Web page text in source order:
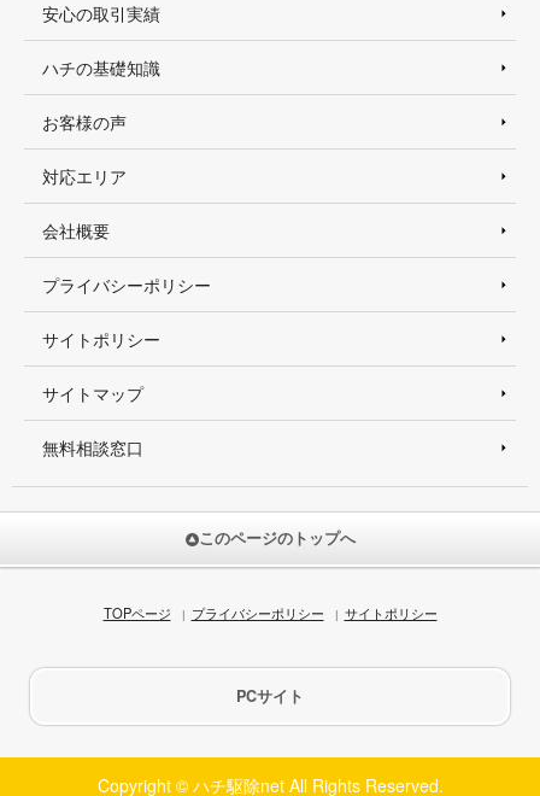
安心の取引実績
ハチの基礎知識
お客様の声
対応エリア
会社概要
プライバシーポリシー
サイトポリシー
サイトマップ
無料相談窓口
このページのトップへ
TOPページ プライバシーポリシー サイトポリシー
PCサイト
Copyright © ハチ駆除net All Rights Reserved.